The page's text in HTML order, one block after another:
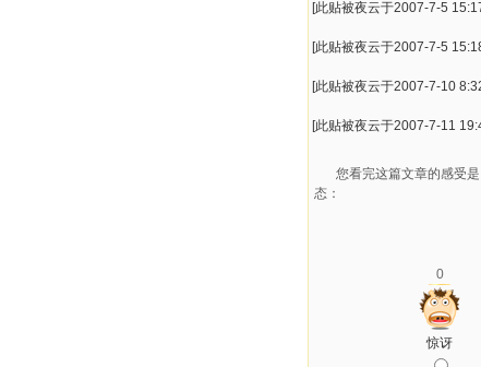
[此贴被夜云于2007-7-5
[此贴被夜云于2007-7-5
[此贴被夜云于2007-7-10
[此贴被夜云于2007-7-11
您看完这篇文章的感受
态：
0
惊讶